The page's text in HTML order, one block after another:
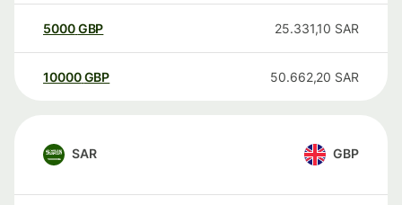
5000GBP 25.331,10 SAR
10000 GBP 50.662,20 SAR
SAR GBP